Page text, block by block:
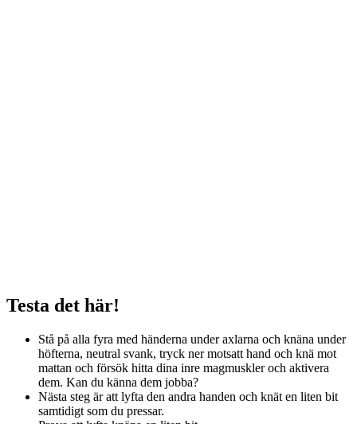
Testa det här!
Stå på alla fyra med händerna under axlarna och knäna under
höfterna, neutral svank, tryck ner motsatt hand och knä mot
mattan och försök hitta dina inre magmuskler och aktivera
dem. Kan du känna dem jobba?
Nästa steg är att lyfta den andra handen och knät en liten bit
samtidigt som du pressar.